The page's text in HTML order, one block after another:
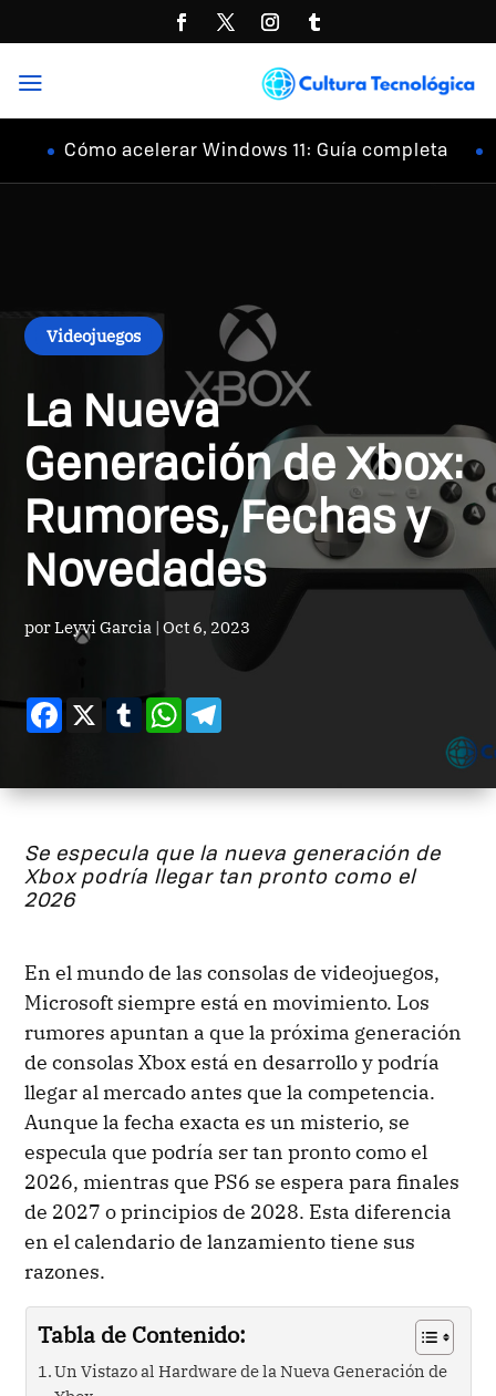
a
Cómo acelerar Windows 11: Guía completa Hi-
Videojuegos
La Nueva
Generación de Xbox:
Rumores, Fechas y
Novedades
porLeyvi Garcia |Oct 6, 2023
Facebook
X TumblrWhatsApp
Se especula que la nueva generación de
Xbox podría llegar tan pronto como el
2026
En el mundo de las consolas de videojuegos,
Microsoft siempre está en movimiento. Los
rumores apuntan a que la próxima generación
de consolas Xbox está en desarrollo y podría
llegar al mercado antes que la competencia.
Aunque la fecha exacta es un misterio, se
especula que podría ser tan pronto como el
2026, mientras que PS6 se espera para finales
de 2027 o principios de 2028. Esta diferencia
en el calendario de lanzamiento tiene sus
razones.
Tabla de Contenido:
Un Vistazo al Hardware de la Nueva Generación de